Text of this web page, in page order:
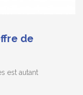
de
est autant